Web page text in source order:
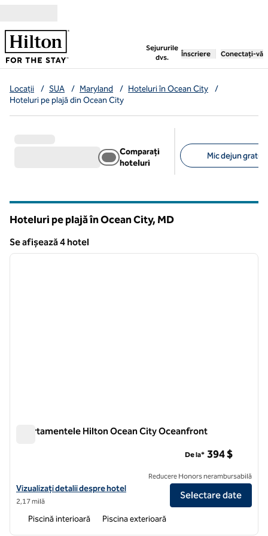
Sejururile
dvs.
, deschide o filă nouă
Înscriere Conectați-vă
Locații / SUA / Maryland / Hoteluri în Ocean City
/
Hoteluri pe plajă din Ocean City
Comparați
hoteluri
Mic dejun gratuit
Hoteluri pe plajă în Ocean City, MD
Se afișează 4 hotel
Se afișează 4 hotel
1 din 12
Apartamentele Hilton Ocean City Oceanfront
Vizualizați detaliile hotelului pentru apartamentele Hilton Ocean
Vizualizați detalii despre hotel
2,17 milă
De la* 394 $
Reducere Honors nerambursabilă
Selectare date
Piscină interioară Piscina exterioară